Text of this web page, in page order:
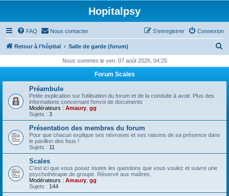
Hopitalpsy
FAQ Nous contacter Connexion
S’enregistrer
Retour à l'hôpital Salle de garde (forum)
h
c
r
Nous sommes le ven. 07 août 2026, 04:25
Forum Scales
Préambule
Petite explication sur l'utilisation du forum et de la conduite à avoir. Plus des
informations concernant l'envoi de documents
Modérateurs : Amaury gg
Sujets : 3
Présentation des membres du forum
Pour que chacun explique ses névroses et ses raisons de sa présence dans
le pavillon des fous !
Sujets : 11
Scales
C'est ici que vous posez toutes les questions que vous voulez et suivre une
psychothérapie de groupe. Réservé aux maîtres.
Modérateurs : Amaury gg
Sujets : 144